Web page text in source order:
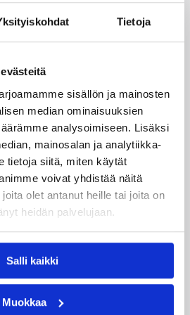
Tietoja
sisällön ja mainosten
median ominaisuuksien
analysoimiseen. Lisäksi
mainosalan ja analytiikka-
tietoja siitä, miten käytät
voivat yhdistää näitä
olet antanut heille tai joita on
heidän palvelujaan.
Salli kaikki
Muokkaa
16:31
BC Nokian